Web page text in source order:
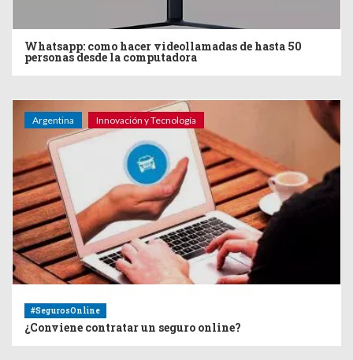
Whatsapp: como hacer videollamadas de hasta 50
personas desde la computadora
Argentina Innovación y Tecnología
#SegurosOnline
¿Conviene contratar un seguro online?